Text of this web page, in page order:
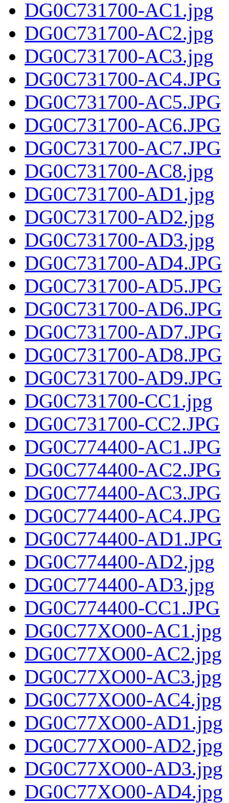
DG0C731700-AC1.jpg
DG0C731700-AC2.jpg
DG0C731700-AC3.jpg
DG0C731700-AC4.JPG
DG0C731700-AC5.JPG
DG0C731700-AC6.JPG
DG0C731700-AC7.JPG
DG0C731700-AC8.jpg
DG0C731700-AD1.jpg
DG0C731700-AD2.jpg
DG0C731700-AD3.jpg
DG0C731700-AD4.JPG
DG0C731700-AD5.JPG
DG0C731700-AD6.JPG
DG0C731700-AD7.JPG
DG0C731700-AD8.JPG
DG0C731700-AD9.JPG
DG0C731700-CC1.jpg
DG0C731700-CC2.JPG
DG0C774400-AC1.JPG
DG0C774400-AC2.JPG
DG0C774400-AC3.JPG
DG0C774400-AC4.JPG
DG0C774400-AD1.JPG
DG0C774400-AD2.jpg
DG0C774400-AD3.jpg
DG0C774400-CC1.JPG
DG0C77XO00-AC1.jpg
DG0C77XO00-AC2.jpg
DG0C77XO00-AC3.jpg
DG0C77XO00-AC4.jpg
DG0C77XO00-AD1.jpg
DG0C77XO00-AD2.jpg
DG0C77XO00-AD3.jpg
DG0C77XO00-AD4.jpg